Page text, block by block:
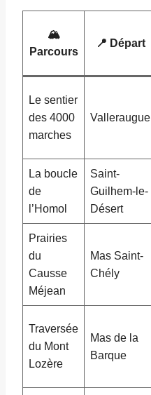
🏔️
Parcours
📍 Départ
Le sentier
des 4000
marches
Valleraugue
La boucle
de
l’Homol
Saint-
Guilhem-le-
Désert
Prairies
du
Causse
Méjean
Mas Saint-
Chély
Traversée
du Mont
Lozère
Mas de la
Barque